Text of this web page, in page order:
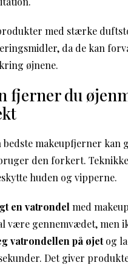
med stærke
da de kan
øjnene.
fjerner du
bedste makeupfjerner kan
den forkert.
huden og vipperne.
en vatrondel med
være gennemvædet, men
vatrondellen på øjetog
sekunder. Det giver